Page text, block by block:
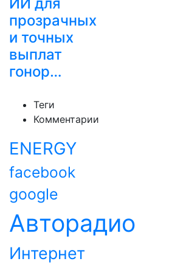
прозрачных
и точных
выплат
гонор…
Теги
Комментарии
ENERGY
facebook
google
Авторадио
Интернет